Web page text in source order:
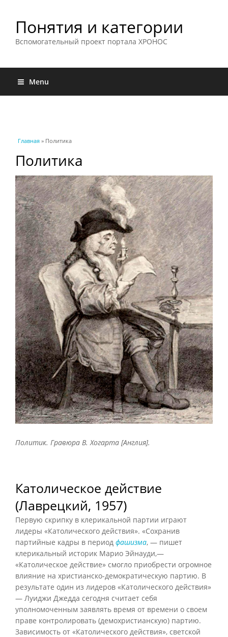
Понятия и категории
Вспомогательный проект портала ХРОНОС
Menu
Вы здесь
Главная » Политика
Политика
Политик. Гравюра В. Хогарта [Англия].
Католическое действие
(Лаврецкий, 1957)
Первую скрипку в клерикальной партии играют
лидеры «Католического действия». «Сохранив
партийные кадры в период фашизма, — пишет
клерикальный историк Марио Эйнауди,—
«Католическое действие» смогло приобрести огромное
влияние на христианско-демократическую партию. В
результате один из лидеров «Католического действия»
— Луиджи Джедда сегодня считает себя
уполномоченным заявлять время от времени о своем
праве контролировать (демохристианскую) партию.
Зависимость от «Католического действия», светской